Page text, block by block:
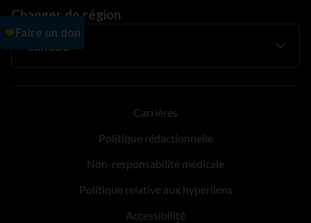
Changer de région
Carrières
Politique rédactionnelle
Non-responsabilité médicale
Politique relative aux hyperliens
Accessibilité